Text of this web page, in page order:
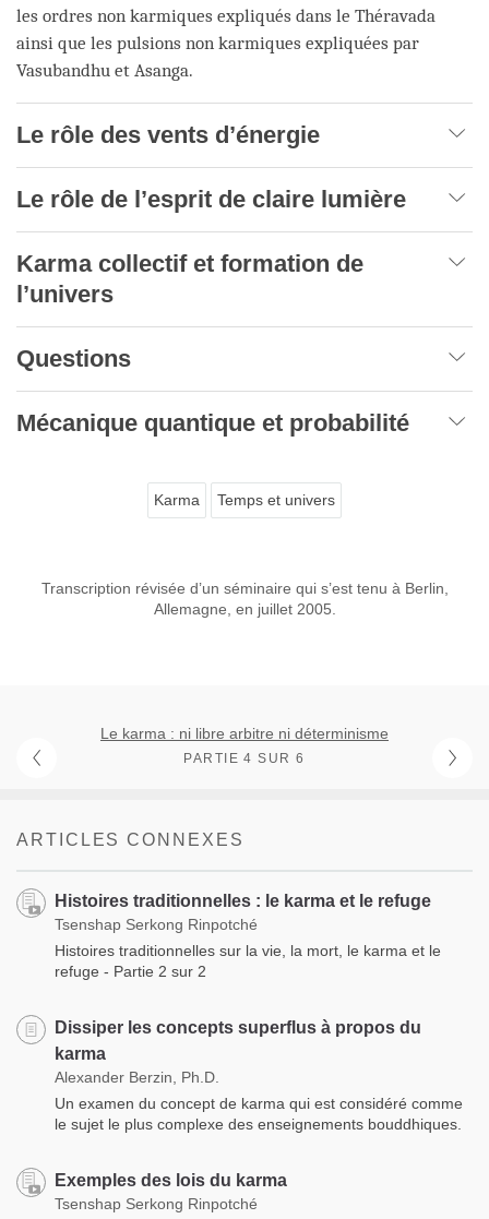
les ordres non karmiques expliqués dans le Théravada
ainsi que les pulsions non karmiques expliquées par
Vasubandhu et Asanga.
Le rôle des vents d’énergie
Le rôle de l’esprit de claire lumière
Karma collectif et formation de
l’univers
Questions
Mécanique quantique et probabilité
Karma Temps et univers
Transcription révisée d’un séminaire qui s’est tenu à Berlin,
Allemagne, en juillet 2005.
Le karma : ni libre arbitre ni déterminisme
PARTIE 4 SUR 6
ARTICLES CONNEXES
Histoires traditionnelles : le karma et le refuge
Tsenshap Serkong Rinpotché
Histoires traditionnelles sur la vie, la mort, le karma et le
refuge - Partie 2 sur 2
Dissiper les concepts superflus à propos du
karma
Alexander Berzin, Ph.D.
Un examen du concept de karma qui est considéré comme
le sujet le plus complexe des enseignements bouddhiques.
Exemples des lois du karma
Tsenshap Serkong Rinpotché